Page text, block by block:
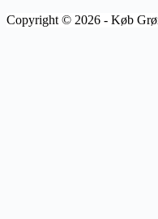
Copyright © 2026 - Køb